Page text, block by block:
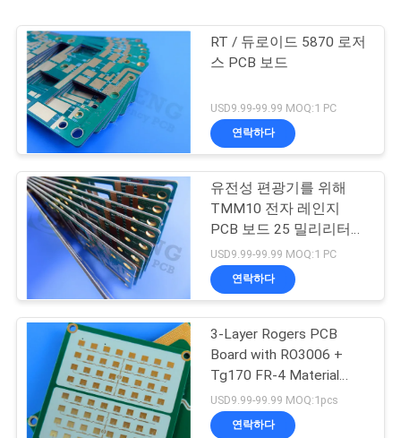
RT / 듀로이드 5870 로저
스 PCB 보드
USD9.99-99.99 MOQ:1 PC
연락하다
유전성 편광기를 위해
TMM10 전자 레인지
PCB 보드 25 밀리리터
0.635 밀리미터를 성교합
니다
USD9.99-99.99 MOQ:1 PC
연락하다
3-Layer Rogers PCB
Board with RO3006 +
Tg170 FR-4 Material
0.86mm Thickness and
98mm x 30mm Size
USD9.99-99.99 MOQ:1pcs
연락하다